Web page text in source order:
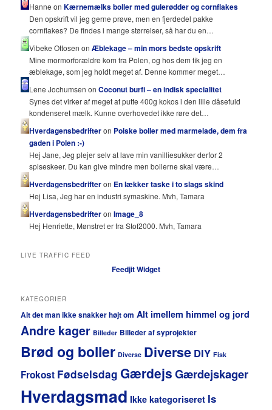
Hanne onKærnemælks boller med gulerødder og cornflakes
Den opskrift vil jeg gerne prøve, men en fjerdedel pakke
cornflakes? De findes i mange størrelser, så har du en…
Vibeke Ottosen onÆblekage – min mors bedste opskrift
Mine mormorforældre kom fra Polen, og hos dem fik jeg en
æblekage, som jeg holdt meget af. Denne kommer meget…
Lene Jochumsen onCoconut burfi – en indisk specialitet
Synes det virker af meget at putte 400g kokos i den lille dåsefuld
kondenseret mælk. Kunne overhovedet ikke røre det…
Hverdagensbedrifteron Polske boller med marmelade, dem fra
gaden i Polen :-)
Hej Jane, Jeg plejer selv at lave min vanilliesukker derfor 2
spiseskeer. Du kan give mindre men bollerne skal være…
Hverdagensbedrifteron En lækker taske i to slags skind
Hej Lisa, Jeg har en industri symaskine. Mvh, Tamara
HverdagensbedrifteronImage_8
Hej Henriette, Mønstret er fra Stof2000. Mvh, Tamara
LIVE TRAFFIC FEED
Feedjit Widget
KATEGORIER
Alt det man ikke snakker højt om Alt imellem himmel og jord
Andre kager Billeder Billeder af syprojekter
Brød og boller Diverse Diverse DIY Fisk
Frokost Fødselsdag GærdejsGærdejskager
Hverdagsmad Ikke kategoriseret Is